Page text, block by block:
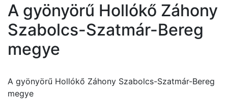
A gyönyörű Hollókő Záhony
Szabolcs-Szatmár-Bereg
megye
A gyönyörű Hollókő Záhony Szabolcs-Szatmár-Bereg
megye